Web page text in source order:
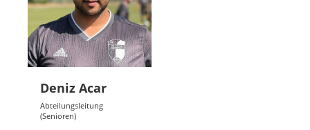
Deniz Acar
Abteilungsleitung
(Senioren)